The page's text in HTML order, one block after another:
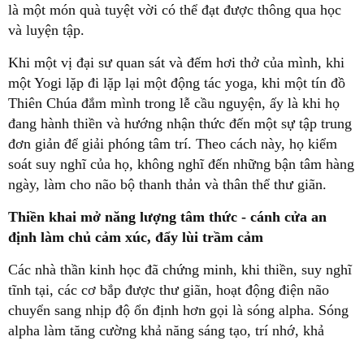
là một món quà tuyệt vời có thể đạt được thông qua học
và luyện tập.
Khi một vị đại sư quan sát và đếm hơi thở của mình, khi
một Yogi lặp đi lặp lại một động tác yoga, khi một tín đồ
Thiên Chúa đắm mình trong lễ cầu nguyện, ấy là khi họ
đang hành thiền và hướng nhận thức đến một sự tập trung
đơn giản để giải phóng tâm trí. Theo cách này, họ kiểm
soát suy nghĩ của họ, không nghĩ đến những bận tâm hàng
ngày, làm cho não bộ thanh thản và thân thể thư giãn.
Thiền khai mở năng lượng tâm thức - cánh cửa an
định làm chủ cảm xúc, đẩy lùi trầm cảm
Các nhà thần kinh học đã chứng minh, khi thiền, suy nghĩ
tĩnh tại, các cơ bắp được thư giãn, hoạt động điện não
chuyển sang nhịp độ ổn định hơn gọi là sóng alpha. Sóng
alpha làm tăng cường khả năng sáng tạo, trí nhớ, khả